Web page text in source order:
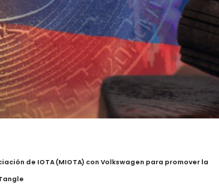
de IOTA (MIOTA) con Volkswagen para promover la